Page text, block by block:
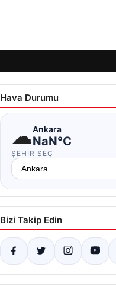
Hava Durumu
☁Ankara
NaN°C
ŞEHIR SEÇ
Bizi Takip Edin